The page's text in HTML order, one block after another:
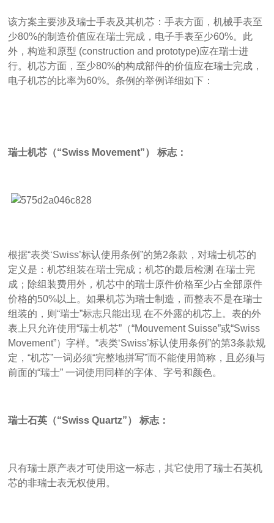
该方案主要涉及瑞士手表及其机芯：手表方面，机械手表至
少80%的制造价值应在瑞士完成，电子手表至少60%。此
外，构造和原型 (construction and prototype)应在瑞士进
行。机芯方面，至少80%的构成部件的价值应在瑞士完成，
电子机芯的比率为60%。条例的举例详细如下：
瑞士机芯（“Swiss Movement”） 标志：
根据“表类‘Swiss’标认使用条例”的第2条款，对瑞士机芯的
定义是：机芯组装在瑞士完成；机芯的最后检测 在瑞士完
成；除组装费用外，机芯中的瑞士原件价格至少占全部原件
价格的50%以上。如果机芯为瑞士制造，而整表不是在瑞士
组装的，则“瑞士”标志只能出现 在不外露的机芯上。表的外
表上只允许使用“瑞士机芯”（“Mouvement Suisse”或“Swiss
Movement”）字样。“表类‘Swiss’标认使用条例”的第3条款规
定，“机芯”一词必须“完整地拼写”而不能使用简称，且必须与
前面的“瑞士” 一词使用同样的字体、字号和颜色。
瑞士石英（“Swiss Quartz”） 标志：
只有瑞士原产表才可使用这一标志，其它使用了瑞士石英机
芯的非瑞士表无权使用。